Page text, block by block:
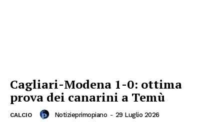
Cagliari-Modena 1-0: ottima
prova dei canarini a Temù
CALCIO Notizieprimopiano - 29 Luglio 2026